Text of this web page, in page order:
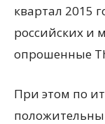
квартал 2015
российских и
опрошенные
При этом по